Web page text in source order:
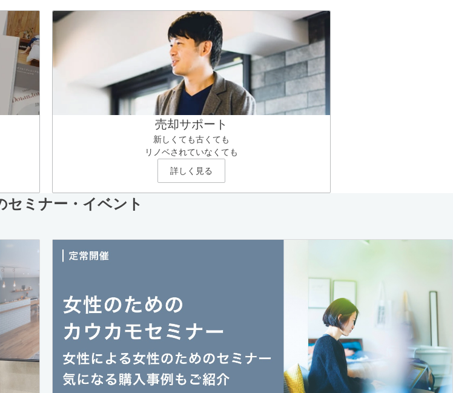
売却サポート
新しくても古くても
リノベされていなくても
詳しく見る
セミナー・イベント